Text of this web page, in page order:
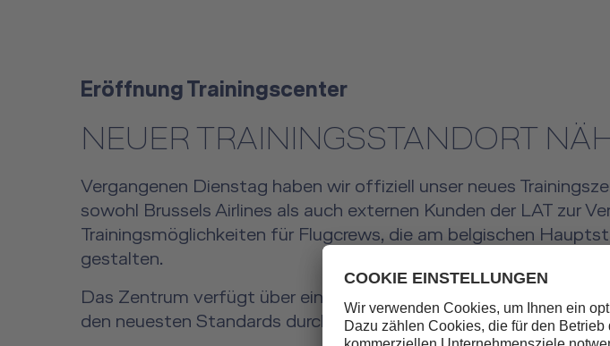
Eröffnung Trainingscenter
NEUER TRAININGSSTANDORT
Vergangenen Dienstag haben wir offiziell unser neues
sowohl Brussels Airlines als auch externen Kunden der LAT zur
Trainingsmöglichkeiten für Flugcrews, die am belgischen
gestalten.
Das Zentrum verfügt über eine Vielzahl an hochmoderne
den neuesten Standards durchgeführt werden kann.